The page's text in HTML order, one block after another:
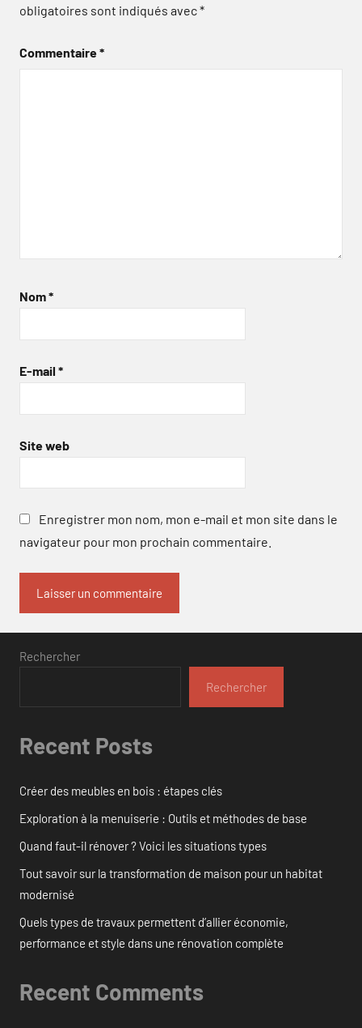
obligatoires sont indiqués avec*
Commentaire*
Nom*
E-mail *
Site web
Enregistrer mon nom, mon e-mail et mon site dans le
navigateur pour mon prochain commentaire.
Rechercher
Rechercher
Recent Posts
Créer des meubles en bois : étapes clés
Exploration à la menuiserie : Outils et méthodes de base
Quand faut-il rénover ? Voici les situations types
Tout savoir sur la transformation de maison pour un habitat
modernisé
Quels types de travaux permettent d’allier économie,
performance et style dans une rénovation complète
Recent Comments